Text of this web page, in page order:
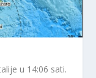
u 14:06 sati.